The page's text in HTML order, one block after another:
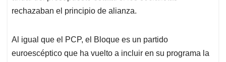
rechazaban el principio de alianza.
Al igual que el PCP, el Bloque es un partido
euroescéptico que ha vuelto a incluir en su programa la